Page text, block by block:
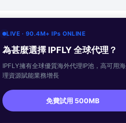
LIVE · 90.4M+ IPs ONLINE
為甚麼選擇 IPFLY 全球代理？
IPFLY擁有全球優質海外代理IP池，高可用
理資源賦能業務增長
免費試用 500MB